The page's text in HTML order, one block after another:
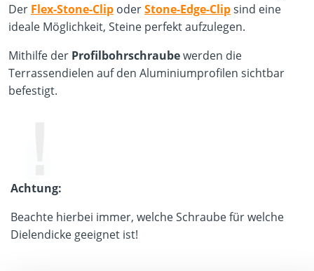
Der Flex-Stone-Clip oderStone-Edge-Clipsind eine
ideale Möglichkeit, Steine perfekt aufzulegen.
Mithilfe der Profilbohrschraubewerden die
Terrassendielen auf den Aluminiumprofilen sichtbar
befestigt.
Achtung:
Beachte hierbei immer, welche Schraube für welche
Dielendicke geeignet ist!